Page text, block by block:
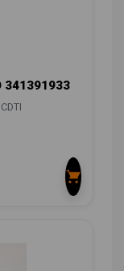
341391933